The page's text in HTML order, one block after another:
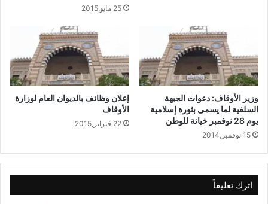
25 مايو,2015
وزير الأوقاف: دعوات الجبهة
السلفية لما يسمى بثورة إسلامية
يوم 28 نوفمبر خيانة للوطن
15 نوفمبر,2014
إعلان وظائف بالديوان العام لوزارة
الأوقاف
22 فبراير,2015
اترك تعليقاً